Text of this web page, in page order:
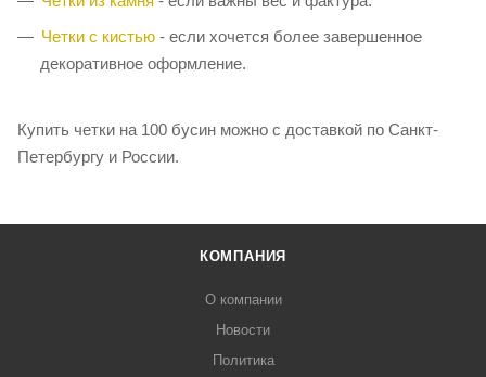
Четки с кистью - если хочется более завершенное
декоративное оформление.
Купить четки на 100 бусин можно с доставкой по Санкт-
Петербургу и России.
КОМПАНИЯ
О компании
Новости
Политика